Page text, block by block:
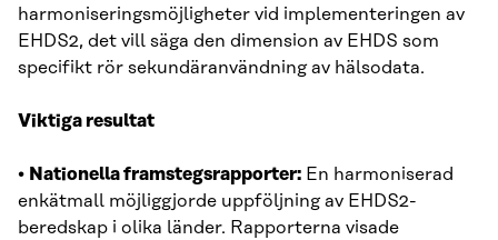
harmoniseringsmöjligheter vid implementeringen av
EHDS2, det vill säga den dimension av EHDS som
specifikt rör sekundäranvändning av hälsodata.
Viktiga resultat
• Nationella framstegsrapporter: En harmoniserad
enkätmall möjliggjorde uppföljning av EHDS2-
beredskap i olika länder. Rapporterna visade